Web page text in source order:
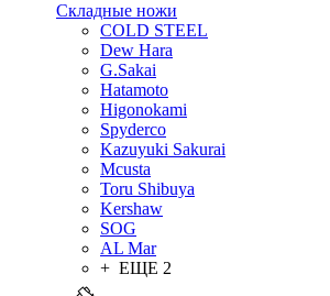
Складные ножи
COLD STEEL
Dew Hara
G.Sakai
Hatamoto
Higonokami
Spyderco
Kazuyuki Sakurai
Mcusta
Toru Shibuya
Kershaw
SOG
AL Mar
+ ЕЩЕ 2